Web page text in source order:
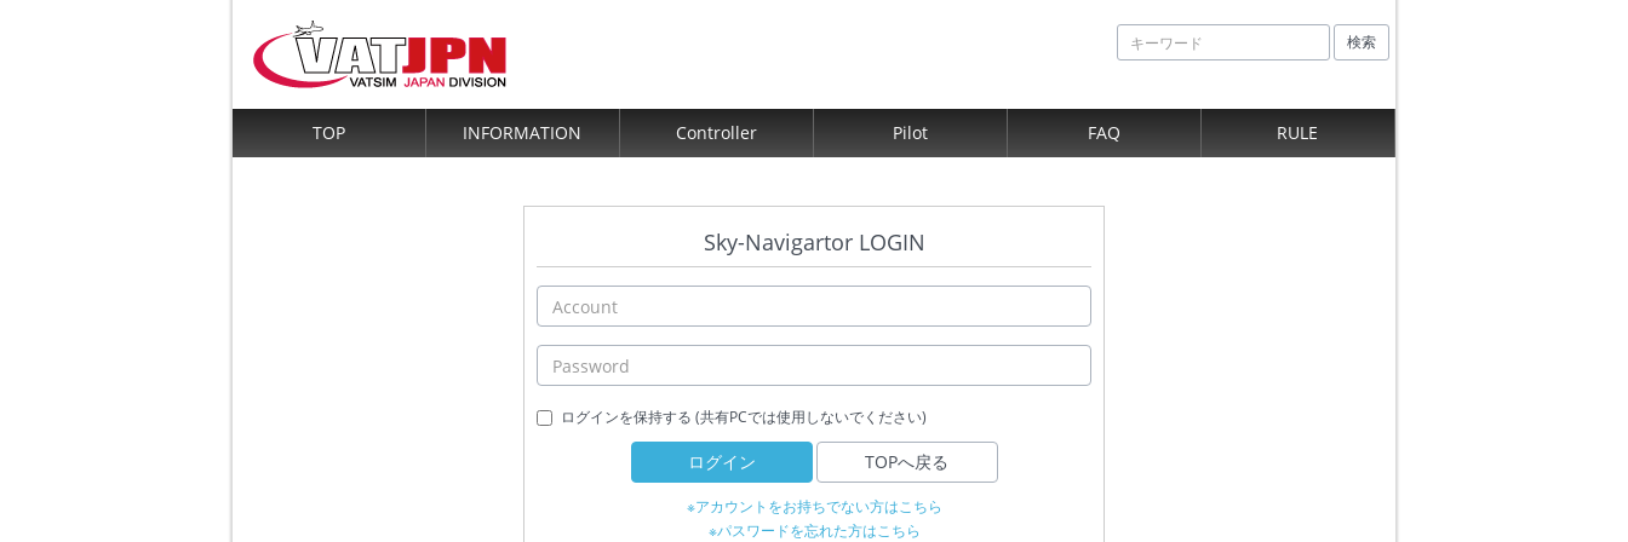
検索
TOP INFORMATION Controller Pilot FAQ RULE
Sky-Navigartor LOGIN
ログインを保持する (共有PCでは使用しないでください)
ログイン TOPへ戻る
※アカウントをお持ちでない方はこちら
※パスワードを忘れた方はこちら